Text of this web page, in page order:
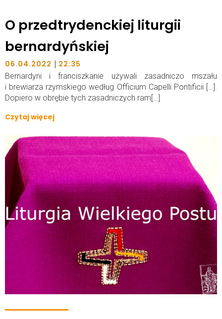
O przedtrydenckiej liturgii
bernardyńskiej
06.04.2022 | 22:35
Bernardyni i franciszkanie używali zasadniczo mszału
i brewiarza rzymskiego według Officium Capelli Pontificii […].
Dopiero w obrębie tych zasadniczych ram[…]
Czytaj więcej